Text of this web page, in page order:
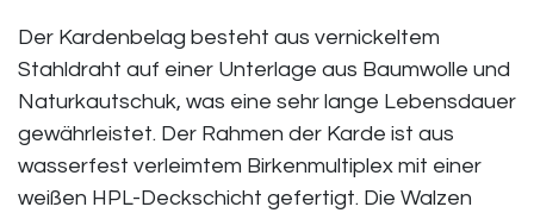
Der Kardenbelag besteht aus vernickeltem
Stahldraht auf einer Unterlage aus Baumwolle und
Naturkautschuk, was eine sehr lange Lebensdauer
gewährleistet. Der Rahmen der Karde ist aus
wasserfest verleimtem Birkenmultiplex mit einer
weißen HPL-Deckschicht gefertigt. Die Walzen